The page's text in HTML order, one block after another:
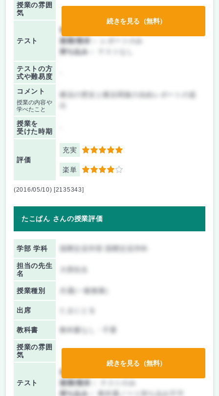
授業の雰囲
気
テスト
前期/中間：
後期/期末：
持ち込み：
テストの方
式や難易度
コメント
授業の内容や
学べたこと
横浜の歴史と横浜関連の自由レポートの提
授業を
受けた時期
評価
充実 5
楽単 4
続きを見る（無料）
(2016/05/10) [2135343]
たこぱん さんの授業評価
学部 学科
担当の先生
名
授業種別 共通(一般教養)
出席
教科書 教科書なし・不要
授業の雰囲
気
テスト
前期/中間：
後期/期末：
持ち込み：
教科書ノート持ち込み不可
続きを見る（無料）